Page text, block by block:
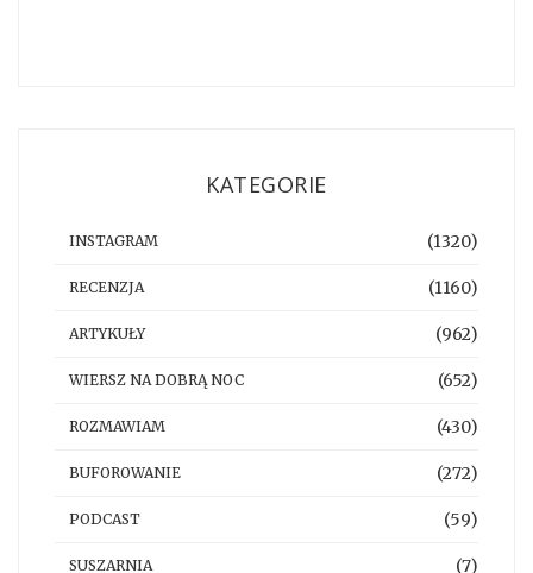
KATEGORIE
INSTAGRAM (1320)
RECENZJA (1160)
ARTYKUŁY (962)
WIERSZ NA DOBRĄ NOC (652)
ROZMAWIAM (430)
BUFOROWANIE (272)
PODCAST (59)
SUSZARNIA (7)